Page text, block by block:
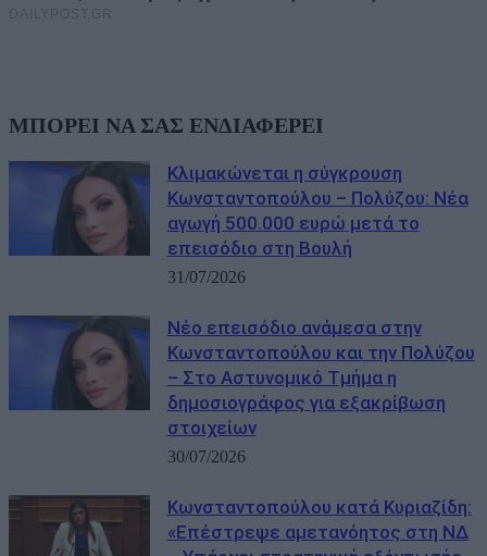
ΜΠΟΡΕΙ ΝΑ ΣΑΣ ΕΝΔΙΑΦΕΡΕΙ
Κλιμακώνεται η σύγκρουση
Κωνσταντοπούλου – Πολύζου: Νέα
αγωγή 500.000 ευρώ μετά το
επεισόδιο στη Βουλή
31/07/2026
Νέο επεισόδιο ανάμεσα στην
Κωνσταντοπούλου και την Πολύζου
– Στο Αστυνομικό Τμήμα η
δημοσιογράφος για εξακρίβωση
στοιχείων
30/07/2026
Κωνσταντοπούλου κατά Κυριαζίδη:
«Επέστρεψε αμετανόητος στη ΝΔ